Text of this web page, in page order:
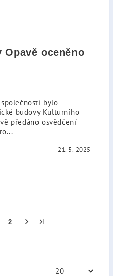
oceněno
bylo
budovy Kulturního
předáno osvědčení
21. 5. 2025
2